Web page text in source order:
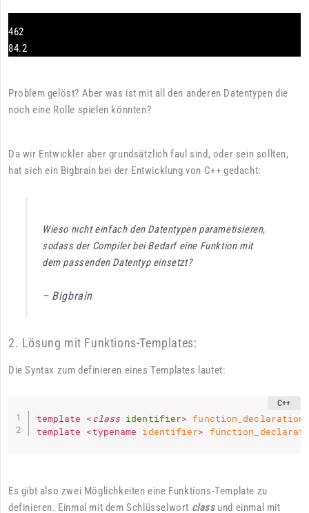
462
84.2
Problem gelöst? Aber was ist mit all den anderen Datentypen die
noch eine Rolle spielen könnten?
Da wir Entwickler aber grundsätzlich faul sind, oder sein sollten,
hat sich ein Bigbrain bei der Entwicklung von C++ gedacht:
Wieso nicht einfach den Datentypen parametisieren,
sodass der Compiler bei Bedarf eine Funktion mit
dem passenden Datentyp einsetzt?
– Bigbrain
2. Lösung mit Funktions-Templates:
Die Syntax zum definieren eines Templates lautet:
template <class identifier> function_declaration
template <typename identifier>
Es gibt also zwei Möglichkeiten eine Funktions-Template zu
definieren. Einmal mit dem Schlüsselwort class und einmal mit